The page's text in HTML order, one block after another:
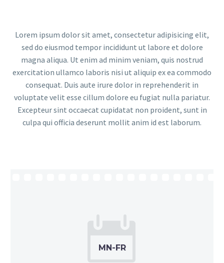
Lorem ipsum dolor sit amet, consectetur adipisicing elit,
sed do eiusmod tempor incididunt ut labore et dolore
magna aliqua. Ut enim ad minim veniam, quis nostrud
exercitation ullamco laboris nisi ut aliquip ex ea commodo
consequat. Duis aute irure dolor in reprehenderit in
voluptate velit esse cillum dolore eu fugiat nulla pariatur.
Excepteur sint occaecat cupidatat non proident, sunt in
culpa qui officia deserunt mollit anim id est laborum.

